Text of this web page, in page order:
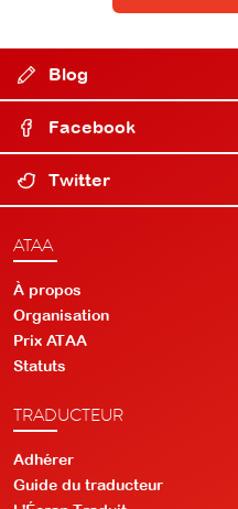
Blog
Facebook
Twitter
ATAA
À propos
Organisation
Prix ATAA
Statuts
TRADUCTEUR
Adhérer
Guide du traducteur